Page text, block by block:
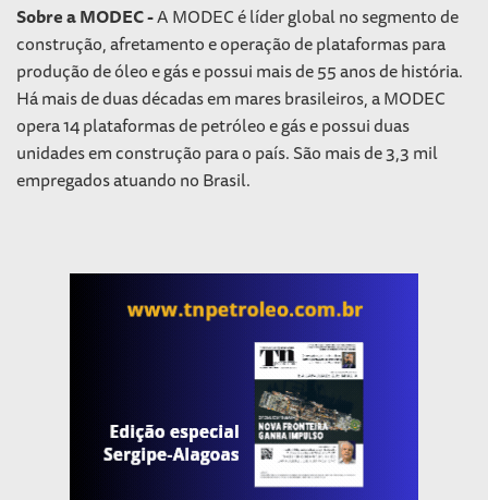
Sobre a MODEC -A MODEC é líder global no segmento de
construção, afretamento e operação de plataformas para
produção de óleo e gás e possui mais de 55 anos de história.
Há mais de duas décadas em mares brasileiros, a MODEC
opera 14 plataformas de petróleo e gás e possui duas
unidades em construção para o país. São mais de 3,3 mil
empregados atuando no Brasil.